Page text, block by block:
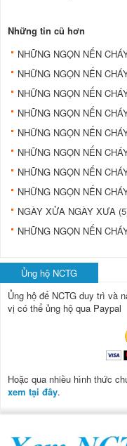
Những tin cũ hơn
NHỮNG NGỌN NẾN
NHỮNG NGỌN NẾN
NHỮNG NGỌN NẾN
NHỮNG NGỌN NẾN
NHỮNG NGỌN NẾN
NHỮNG NGỌN NẾN
NHỮNG NGỌN NẾN
NHỮNG NGỌN NẾN
NGÀY XỬA NGÀY XƯA
NHỮNG NGỌN NẾN
Ủng hộ NCTG
Ủng hộ để NCTG duy trì và
vị có thể ủng hộ qua Paypal
Hoặc qua nhiều hình thức
xem tại đây.